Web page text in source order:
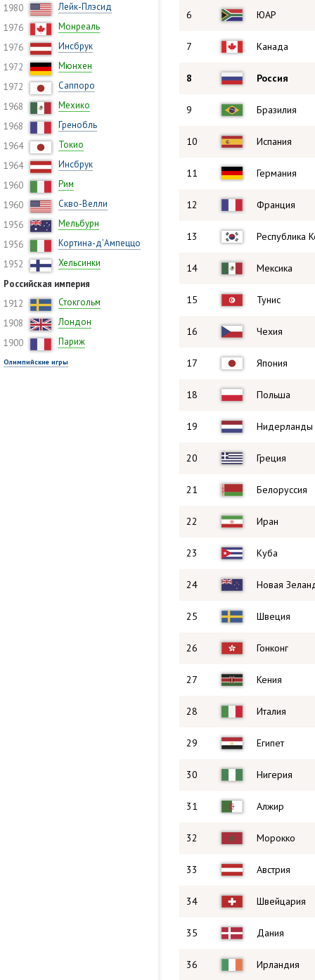
1980
Лейк-Плэсид
1976
Монреаль
1976
Инсбрук
1972
Мюнхен
1972
Саппоро
1968
Мехико
1968
Гренобль
1964
Токио
1964
Инсбрук
1960
Рим
1960
Скво-Велли
1956
Мельбурн
1956
Кортина-д’Ампеццо
1952
Хельсинки
Российская империя
1912
Стокгольм
1908
Лондон
1900
Париж
Олимпийские игры
6 ЮАР
7 Канада
8 Россия
9 Бразилия
10 Испания
11 Германия
12 Франция
13 Республика
14 Мексика
15 Тунис
16 Чехия
17 Япония
18 Польша
19 Нидерланды
20 Греция
21 Белоруссия
22 Иран
23 Куба
24 Новая
25 Швеция
26 Гонконг
27 Кения
28 Италия
29 Египет
30 Нигерия
31 Алжир
32 Морокко
33 Австрия
34 Швейцария
35 Дания
36 Ирландия